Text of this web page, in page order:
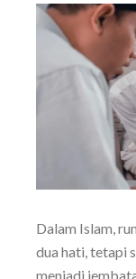
Dalam Islam,
dua hati, tetapi
menjadi